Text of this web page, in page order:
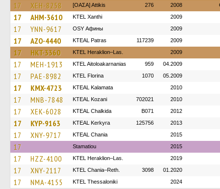
17 XEH-8258 [ΟΑΣΑ] Αttikis 276 2008
17 AHM-3610 KTEL Xanthi 2009
17 YNN-9617 OSY Афины 2009
17 AZO-4440 KTEAL Patras 117239 2009
17 HKT-3360 KTEL Heraklion–Las. 2009
17 MEH-1913 KTEL Aitoloakarnanias 959 04.2009
17 PAE-8982 KTEL Florina 1070 05.2009
17 KMX-4723 KTEAL Kalamata 2010
17 MNB-7848 KTEAL Kozani 702021 2010
17 XEK-6028 KTEAL Chalkida B071 2012
17 KYP-9163 KTEAL Kerkyra 125756 2013
17 XNY-9717 KTEAL Chania 2015
17 Stamatiou 2015
17 HZZ-4100 KTEL Heraklion–Las. 2019
17 XNY-2117 KTEL Chania–Reth. 3098 01.2020
17 NMA-4155 KTEL Thessaloniki 2024